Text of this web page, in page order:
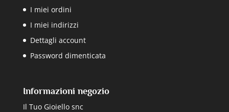
I miei ordini
I miei indirizzi
Dettagli account
Password dimenticata
Informazioni negozio
Il Tuo Gioiello snc